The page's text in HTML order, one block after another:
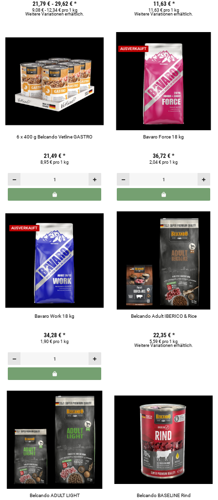
21,79 € - 29,62 € *
9,08 € - 12,34 € pro 1 kg
Weitere Variationen erhältlich.
11,63 €*
11,63 € pro 1 kg
Weitere Variationen erhältlich.
6 x 400 g Belcando Vetline GASTRO
21,49 € *
8,95 € pro 1 kg
AUSVERKAUFT
Bavaro Force 18 kg
36,72 € *
2,04 € pro 1 kg
AUSVERKAUFT
Bavaro Work 18 kg
34,28 € *
1,90 € pro 1 kg
Belcando Adult IBERICO & Rice
22,35 €*
5,59 € pro 1 kg
Weitere Variationen erhältlich.
Belcando ADULT LIGHT Belcando BASELINE Rind